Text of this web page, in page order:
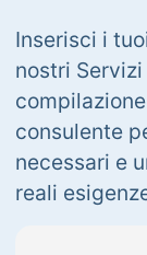
Inserisci i
nostri
consulente
necessari e
reali